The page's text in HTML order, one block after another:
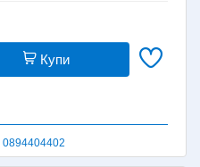
Купи
0894404402